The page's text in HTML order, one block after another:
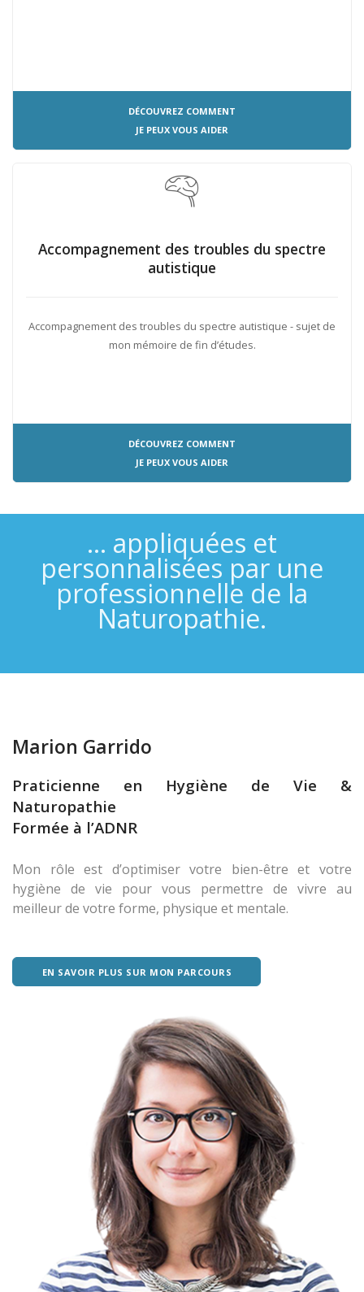
DÉCOUVREZ COMMENT
JE PEUX VOUS AIDER
Accompagnement des troubles du spectre
autistique
Accompagnement des troubles du spectre autistique - sujet de
mon mémoire de fin d’études.
DÉCOUVREZ COMMENT
JE PEUX VOUS AIDER
... appliquées et
personnalisées par une
professionnelle de la
Naturopathie.
Marion Garrido
Praticienne en Hygiène de Vie &
Naturopathie
Formée à l’ADNR
Mon rôle est d’optimiser votre bien-être et votre
hygiène de vie pour vous permettre de vivre au
meilleur de votre forme, physique et mentale.
EN SAVOIR PLUS SUR MON PARCOURS